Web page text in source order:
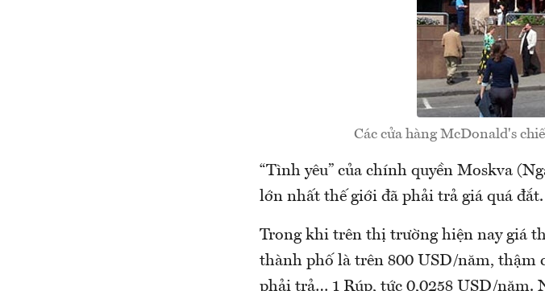
Các cửa hàng McDonald's
“Tình yêu” của chính quyền Moskva
lớn nhất thế giới đã phải trả giá quá đắt.
Trong khi trên thị trường hiện nay giá
thành phố là trên 800 USD/năm, thậm
phải trả… 1 Rúp, tức 0,0258 USD/năm.